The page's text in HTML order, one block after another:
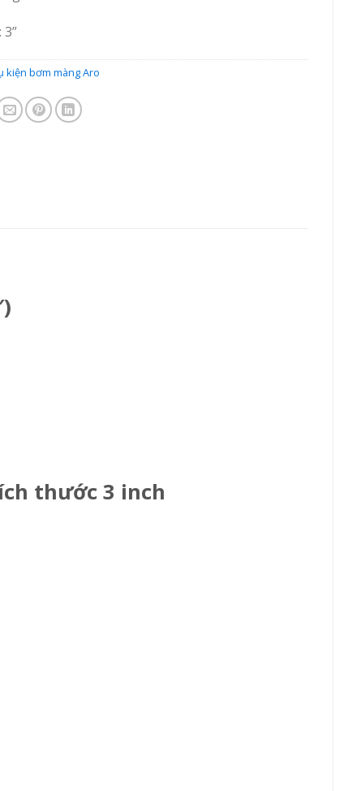
kiện bơm màng Aro
thước 3 inch